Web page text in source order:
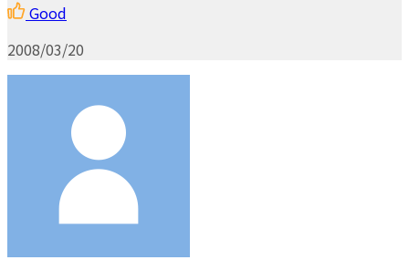
Good
2008/03/20